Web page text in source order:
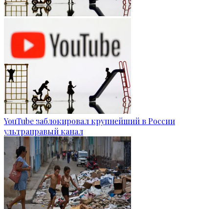
YouTube заблокировал крупнейший в России
ультраправый канал